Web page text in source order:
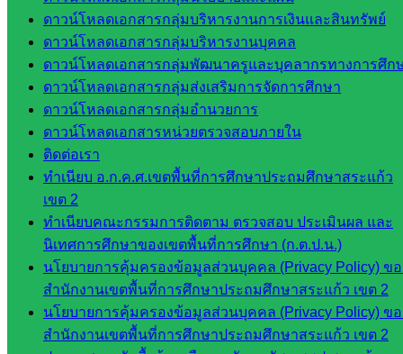
ดาวน์โหลดเอกสารกลุ่มบริหารงานการเงินและสินทรัพย์
ดาวน์โหลดเอกสารกลุ่มบริหารงานบุคคล
ดาวน์โหลดเอกสารกลุ่มพัฒนาครูและบุคลากรทางการศึก
ดาวน์โหลดเอกสารกลุ่มส่งเสริมการจัดการศึกษา
ดาวน์โหลดเอกสารกลุ่มอำนวยการ
ดาวน์โหลดเอกสารหน่วยตรวจสอบภายใน
ติดต่อเรา
ทำเนียบ อ.ก.ค.ศ.เขตพื้นที่การศึกษาประถมศึกษาสระแก้ว
เขต 2
ทำเนียบคณะกรรมการติดตาม ตรวจสอบ ประเมินผล และ
นิเทศการศึกษาของเขตพื้นที่การศึกษา (ก.ต.ป.น.)
นโยบายการคุ้มครองข้อมูลส่วนบุคคล (Privacy Policy) ข
สำนักงานเขตพื้นที่การศึกษาประถมศึกษาสระแก้ว เขต 2
นโยบายการคุ้มครองข้อมูลส่วนบุคคล (Privacy Policy) ข
สำนักงานเขตพื้นที่การศึกษาประถมศึกษาสระแก้ว เขต 2
บุคคล
กลุ่ม
พัฒนาครู
และบุ
คลากรฯ
กลุ่มนิ
เทศ
ติดตาม
และประ
เมินผลฯ
::: ©2021 sakarea2.go.th. All rights reserved. Design By SK2 ICT
TEAM :::
สอบถามได้นะคะ